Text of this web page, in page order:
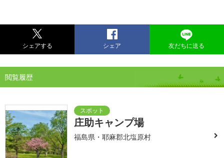
シェアする シェア 友だちに送る
閲覧履歴
庄助キャンプ場
福島県・耶麻郡北塩原村